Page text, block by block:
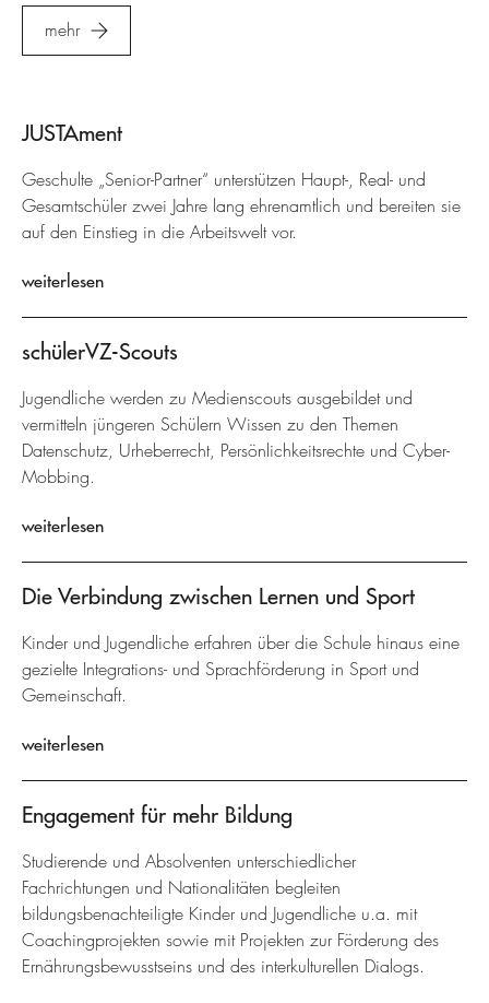
mehr
JUSTAment
Geschulte „Senior-Partner“ unterstützen Haupt-, Real- und
Gesamtschüler zwei Jahre lang ehrenamtlich und bereiten sie
auf den Einstieg in die Arbeitswelt vor.
weiterlesen
schülerVZ-Scouts
Jugendliche werden zu Medienscouts ausgebildet und
vermitteln jüngeren Schülern Wissen zu den Themen
Datenschutz, Urheberrecht, Persönlichkeitsrechte und Cyber-
Mobbing.
weiterlesen
Die Verbindung zwischen Lernen und Sport
Kinder und Jugendliche erfahren über die Schule hinaus eine
gezielte Integrations- und Sprachförderung in Sport und
Gemeinschaft.
weiterlesen
Engagement für mehr Bildung
Studierende und Absolventen unterschiedlicher
Fachrichtungen und Nationalitäten begleiten
bildungsbenachteiligte Kinder und Jugendliche u.a. mit
Coachingprojekten sowie mit Projekten zur Förderung des
Ernährungsbewusstseins und des interkulturellen Dialogs.